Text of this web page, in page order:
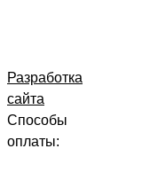
Разработка
сайта
Способы
оплаты: